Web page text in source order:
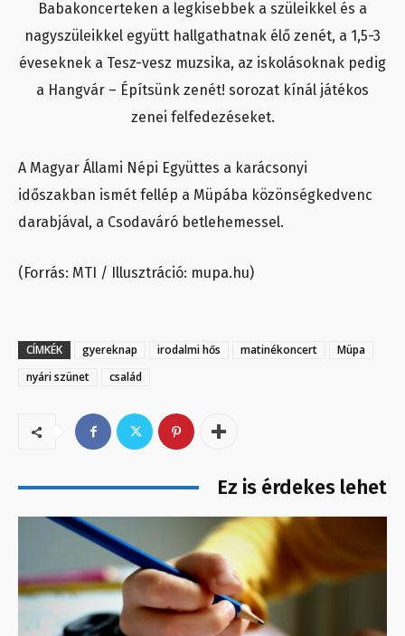
Babakoncerteken a legkisebbek a szüleikkel és a
nagyszüleikkel együtt hallgathatnak élő zenét, a 1,5-3
éveseknek a Tesz-vesz muzsika, az iskolásoknak pedig
a Hangvár – Építsünk zenét! sorozat kínál játékos
zenei felfedezéseket.
A Magyar Állami Népi Együttes a karácsonyi
időszakban ismét fellép a Müpába közönségkedvenc
darabjával, a Csodaváró betlehemessel.
(Forrás: MTI / Illusztráció: mupa.hu)
CÍMKÉK gyereknap irodalmi hős matinékoncert
Müpa
nyári szünet
család
Ez is érdekes lehet